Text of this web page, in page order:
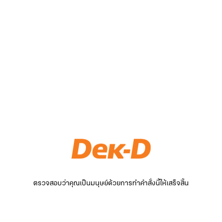
ตรวจสอบว่าคุณเป็นมนุษย์ด้วยการทำคำสั่งนี้ให้เสร็จสิ้น